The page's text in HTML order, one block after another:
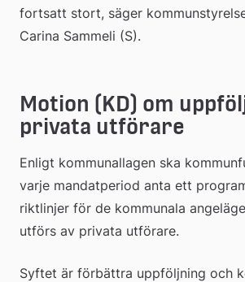
fortsatt stort, säger
Carina Sammeli (S).
Motion (KD) om
privata utförare
Enligt kommunallagen ska
varje mandatperiod anta ett
riktlinjer för de kommunala
utförs av privata utförare.
Syftet är förbättra uppföljning och